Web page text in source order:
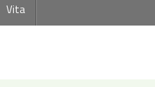
Vita